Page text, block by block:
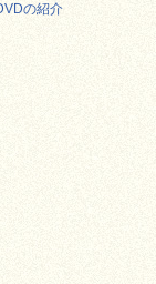
の紹介